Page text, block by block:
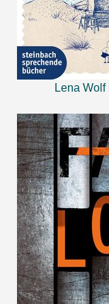
Lena Wolf